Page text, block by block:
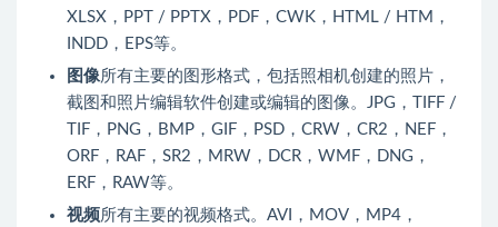
XLSX，PPT / PPTX，PDF，CWK，HTML / HTM，
INDD，EPS等。
图像所有主要的图形格式，包括照相机创建的照片，
截图和照片编辑软件创建或编辑的图像。JPG，TIFF /
TIF，PNG，BMP，GIF，PSD，CRW，CR2，NEF，
ORF，RAF，SR2，MRW，DCR，WMF，DNG，
ERF，RAW等。
视频所有主要的视频格式。AVI，MOV，MP4，